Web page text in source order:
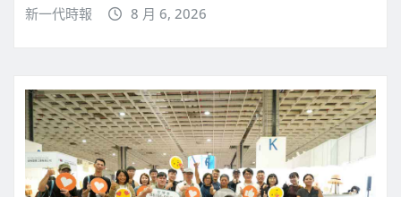
新一代時報 8 月 6, 2026